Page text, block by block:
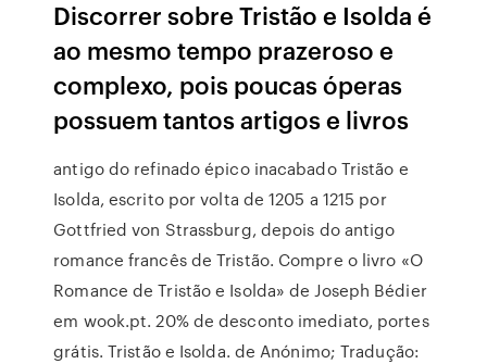
Discorrer sobre Tristão e Isolda é
ao mesmo tempo prazeroso e
complexo, pois poucas óperas
possuem tantos artigos e livros
antigo do refinado épico inacabado Tristão e
Isolda, escrito por volta de 1205 a 1215 por
Gottfried von Strassburg, depois do antigo
romance francês de Tristão. Compre o livro «O
Romance de Tristão e Isolda» de Joseph Bédier
em wook.pt. 20% de desconto imediato, portes
grátis. Tristão e Isolda. de Anónimo; Tradução: